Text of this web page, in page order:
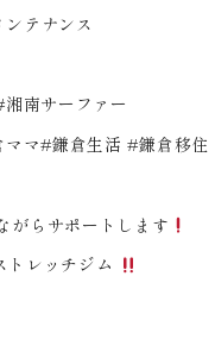
テナンス
南サーファー
マ#鎌倉生活 #鎌倉移住
がらサポートします
レッチジム